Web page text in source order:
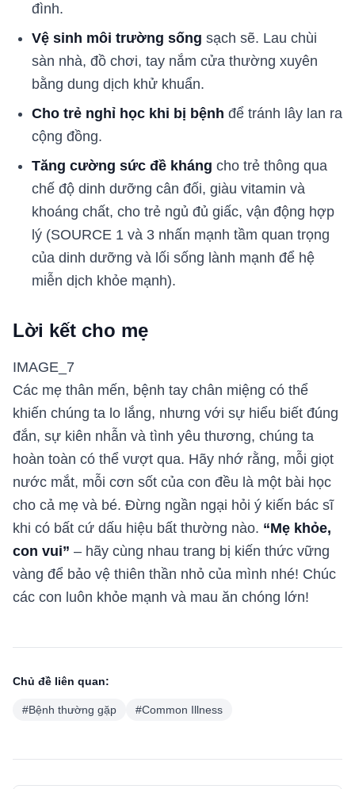
đình.
Vệ sinh môi trường sống sạch sẽ. Lau chùi
sàn nhà, đồ chơi, tay nắm cửa thường xuyên
bằng dung dịch khử khuẩn.
Cho trẻ nghỉ học khi bị bệnh để tránh lây lan ra
cộng đồng.
Tăng cường sức đề kháng cho trẻ thông qua
chế độ dinh dưỡng cân đối, giàu vitamin và
khoáng chất, cho trẻ ngủ đủ giấc, vận động hợp
lý (SOURCE 1 và 3 nhấn mạnh tầm quan trọng
của dinh dưỡng và lối sống lành mạnh để hệ
miễn dịch khỏe mạnh).
Lời kết cho mẹ
IMAGE_7
Các mẹ thân mến, bệnh tay chân miệng có thể
khiến chúng ta lo lắng, nhưng với sự hiểu biết đúng
đắn, sự kiên nhẫn và tình yêu thương, chúng ta
hoàn toàn có thể vượt qua. Hãy nhớ rằng, mỗi giọt
nước mắt, mỗi cơn sốt của con đều là một bài học
cho cả mẹ và bé. Đừng ngần ngại hỏi ý kiến bác sĩ
khi có bất cứ dấu hiệu bất thường nào. “Mẹ khỏe,
con vui” – hãy cùng nhau trang bị kiến thức vững
vàng để bảo vệ thiên thần nhỏ của mình nhé! Chúc
các con luôn khỏe mạnh và mau ăn chóng lớn!
Chủ đề liên quan:
#Bệnh thường gặp #Common Illness